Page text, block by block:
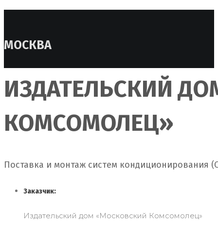
МОСКВА
ИЗДАТЕЛЬСКИЙ
КОМСОМОЛЕЦ»
Поставка и монтаж систем кондиционирования
Заказчик:
Издательский дом «Московский Комсомолец»